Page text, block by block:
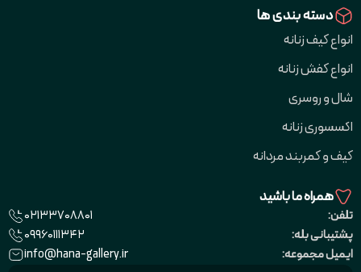
دسته بندی ها
انواع کیف زنانه
انواع کفش زنانه
شال و روسری
اکسسوری زنانه
کیف و کمربند مردانه
همراه ما باشید
تلفن:
02133708801
پشتیبانی بله:
09960111342
ایمیل مجموعه:
info@hana-gallery.ir